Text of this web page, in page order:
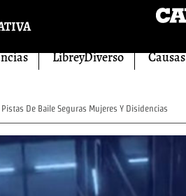
LibreyDiverso Causas
Pistas De Baile Seguras Mujeres Y Disidencias